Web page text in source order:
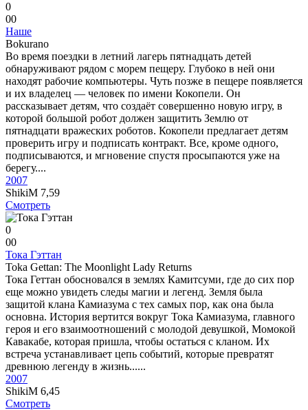
0
00
Наше
Bokurano
Во время поездки в летний лагерь пятнадцать детей
обнаруживают рядом с морем пещеру. Глубоко в ней они
находят рабочие компьютеры. Чуть позже в пещере появляется
и их владелец — человек по имени Кокопели. Он
рассказывает детям, что создаёт совершенно новую игру, в
которой большой робот должен защитить Землю от
пятнадцати вражеских роботов. Кокопели предлагает детям
проверить игру и подписать контракт. Все, кроме одного,
подписываются, и мгновение спустя просыпаются уже на
берегу....
2007
ShikiM 7,59
Смотреть
0
00
Тока Гэттан
Toka Gettan: The Moonlight Lady Returns
Тока Геттан обосновался в землях Камитсуми, где до сих пор
еще можно увидеть следы магии и легенд. Земля была
защитой клана Камиазума с тех самых пор, как она была
основна. История вертится вокруг Тока Камиазума, главного
героя и его взаимоотношений с молодой девушкой, Момокой
Кавакабе, которая пришла, чтобы остаться с кланом. Их
встреча устанавливает цепь событий, которые превратят
древнюю легенду в жизнь......
2007
ShikiM 6,45
Смотреть